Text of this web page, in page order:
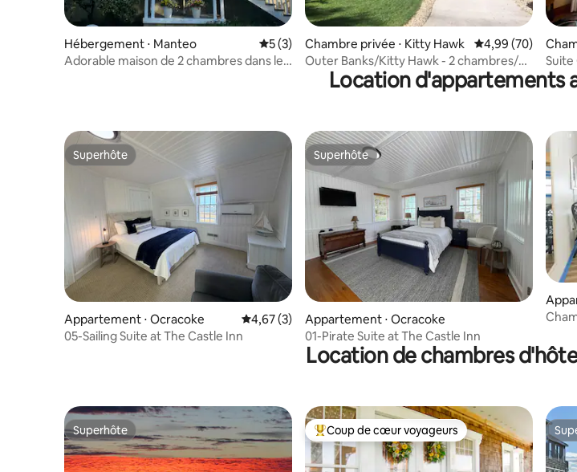
Hébergement ⋅ Manteo Évaluation moyenne sur la base de 3 commentaires : 5
5 (3)
Adorable maison de 2 chambres dans le
Chambre privée ⋅ Kitty Hawk Évaluation
4,99 (70)
Outer Banks/Kitty Hawk - 2 chambres/2
lits/1 salle de bain/piscine
es
Suite
Location d'appartements
Superhôte
Superhôte
Appartement ⋅ Ocracoke Évaluation moyenne sur la base de 3 commentaires : 4,67
4,67 (3)
05-Sailing Suite at The Castle Inn
Superhôte
Superhôte
Appartement ⋅ Ocracoke
01-Pirate Suite at The Castle Inn
Location de chambres
Superhôte
Superhôte Coups de cœur voyageurs les plus appréciés
Coup de cœur voyageurs